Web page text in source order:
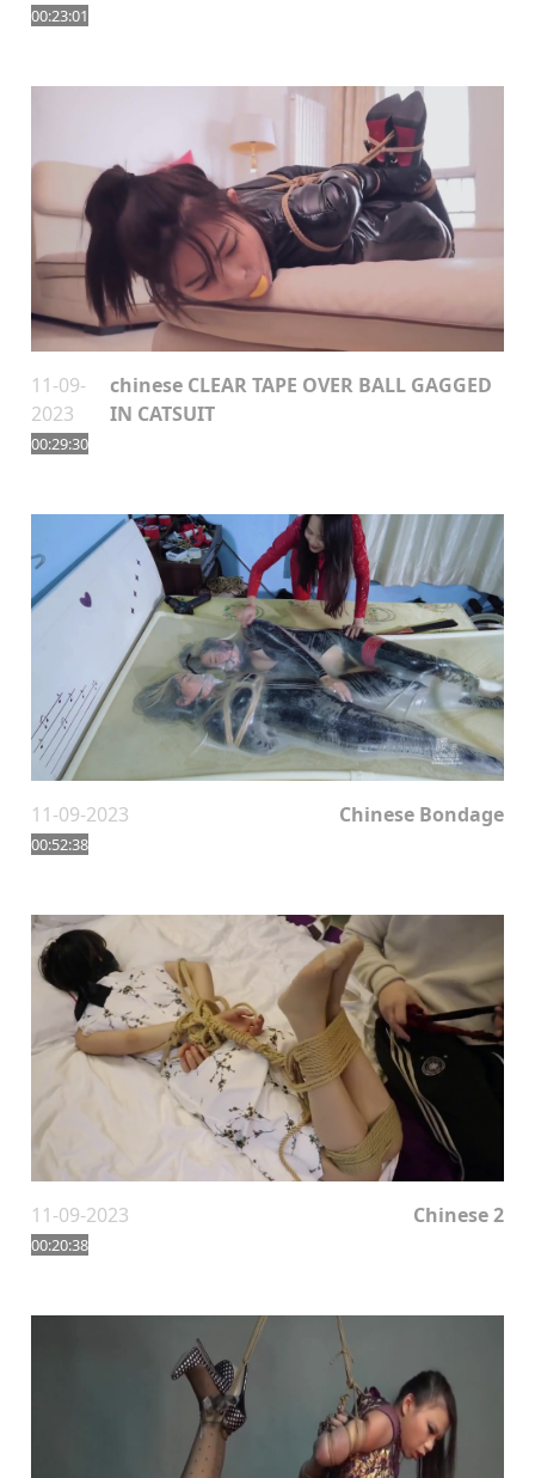
00:23:01
11-09-
2023
00:29:30
chinese CLEAR TAPE OVER BALL GAGGED
IN CATSUIT
11-09-2023
00:52:38
Chinese Bondage
11-09-2023
00:20:38
Chinese 2